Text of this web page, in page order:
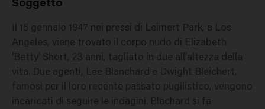
Soggetto
Il 15 gennaio 1947 nei pressi di Leimert Park, a Los
Angeles, viene trovato il corpo nudo di Elizabeth
'Betty' Short, 23 anni, tagliato in due all'altezza della
vita. Due agenti, Lee Blanchard e Dwight Bleichert,
famosi per il loro recente passato pugilistico, vengono
incaricati di seguire le indagini. Blachard si fa